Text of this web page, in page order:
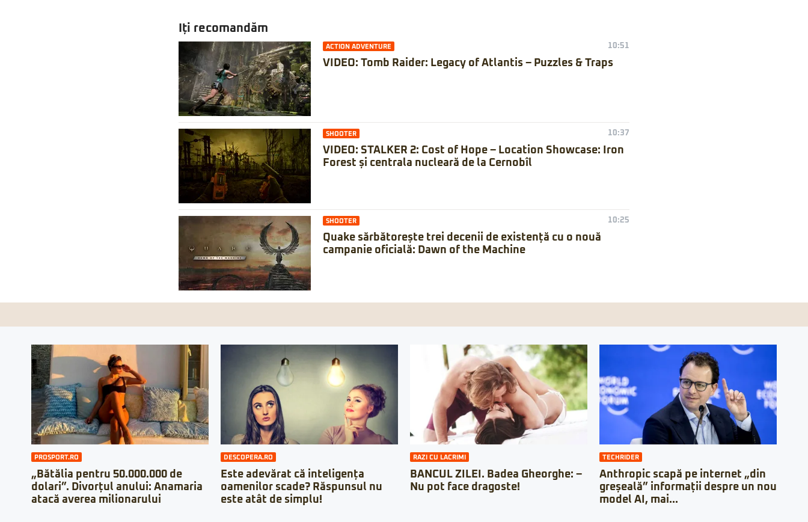
Iți recomandăm
ACTION ADVENTURE 10:51
VIDEO: Tomb Raider: Legacy of Atlantis – Puzzles & Traps
SHOOTER 10:37
VIDEO: STALKER 2: Cost of Hope – Location Showcase: Iron
Forest și centrala nucleară de la Cernobîl
SHOOTER 10:25
Quake sărbătorește trei decenii de existență cu o nouă
campanie oficială: Dawn of the Machine
PROSPORT.RO
„Bătălia pentru 50.000.000 de
dolari”. Divorțul anului: Anamaria
atacă averea milionarului
DESCOPERA.RO
Este adevărat că inteligența
oamenilor scade? Răspunsul nu
este atât de simplu!
RAZI CU LACRIMI
BANCUL ZILEI. Badea Gheorghe: –
Nu pot face dragoste!
TECHRIDER
Anthropic scapă pe internet „din
greșeală” informații despre un nou
model AI, mai...